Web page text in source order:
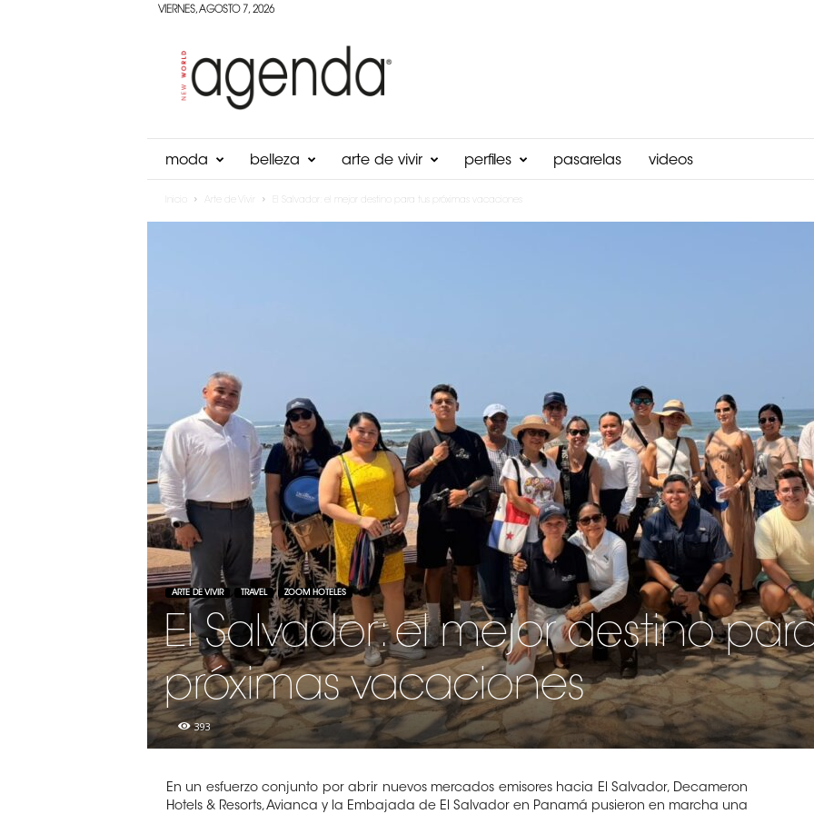
VIERNES, AGOSTO 7, 2026
Panama
moda belleza arte de vivir perfiles pasarelas videos
Arte de Vivir El Salvador: el mejor destino para tus próximas vacaciones
ARTE DE VIVIR TRAVEL ZOOM HOTELES
El Salvador: el mejor destino
próximas vacaciones
393
En un esfuerzo conjunto por abrir nuevos mercados emisores hacia El Salvador, Decameron
Hotels & Resorts, Avianca y la Embajada de El Salvador en Panamá pusieron en marcha una